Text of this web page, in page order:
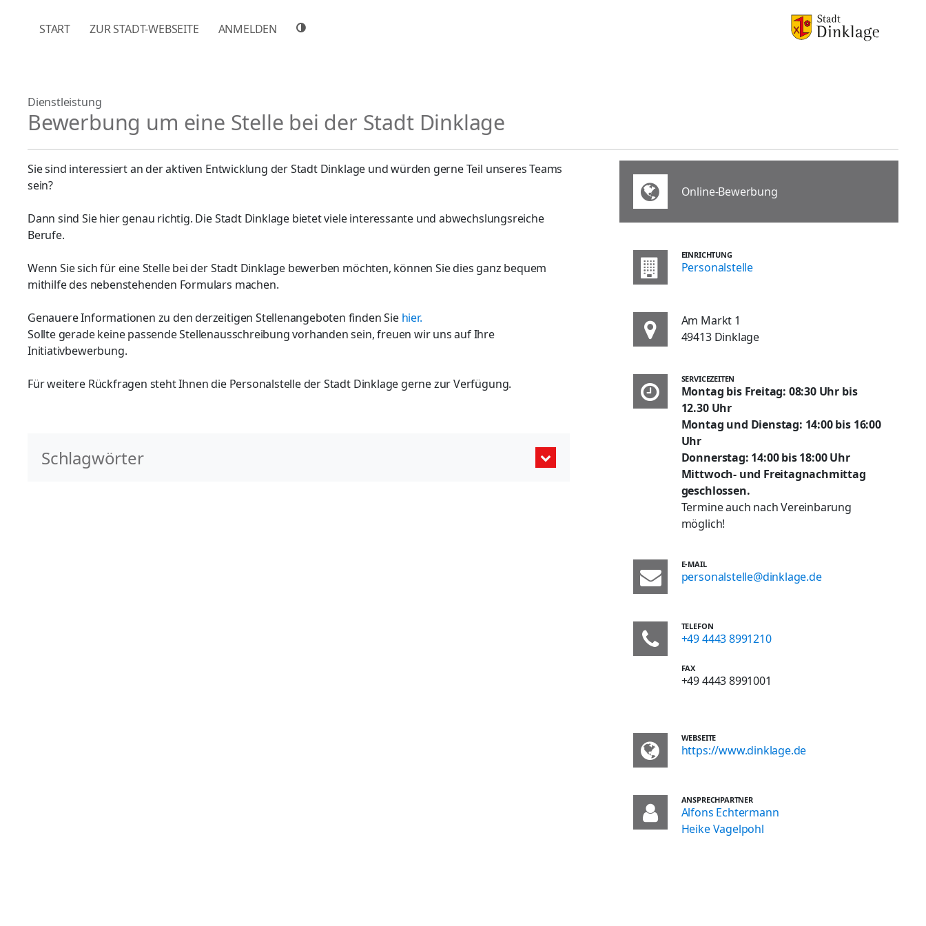
NAVIGATION ÜBERSPRINGEN
START ZUR STADT-WEBSEITE ANMELDEN
Dienstleistung
Bewerbung um eine Stelle bei der Stadt Dinklage
Sie sind interessiert an der aktiven Entwicklung der Stadt Dinklage und würden gerne Teil unseres Teams
sein?
Dann sind Sie hier genau richtig. Die Stadt Dinklage bietet viele interessante und abwechslungsreiche
Berufe.
Wenn Sie sich für eine Stelle bei der Stadt Dinklage bewerben möchten, können Sie dies ganz bequem
mithilfe des nebenstehenden Formulars machen.
Genauere Informationen zu den derzeitigen Stellenangeboten finden Sie hier.
Sollte gerade keine passende Stellenausschreibung vorhanden sein, freuen wir uns auf Ihre
Initiativbewerbung.
Für weitere Rückfragen steht Ihnen die Personalstelle der Stadt Dinklage gerne zur Verfügung.
Schlagwörter
Online-Bewerbung
EINRICHTUNG
Personalstelle
Am Markt 1
49413 Dinklage
SERVICEZEITEN
Montag bis Freitag: 08:30 Uhr bis
12.30 Uhr
Montag und Dienstag: 14:00 bis 16:00
Uhr
Donnerstag: 14:00 bis 18:00 Uhr
Mittwoch- und Freitagnachmittag
geschlossen.
Termine auch nach Vereinbarung
möglich!
E-MAIL
personalstelle@dinklage.de
TELEFON
+49 4443 8991210
FAX
+49 4443 8991001
WEBSEITE
https://www.dinklage.de
ANSPRECHPARTNER
Alfons Echtermann
Heike Vagelpohl